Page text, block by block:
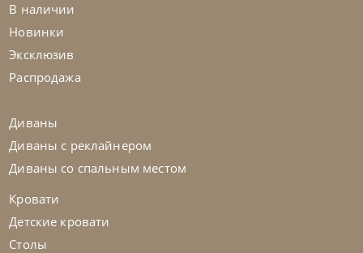
В наличии
Новинки
Эксклюзив
Распродажа
Диваны
Диваны с реклайнером
Диваны со спальным местом
Кровати
Детские кровати
Столы